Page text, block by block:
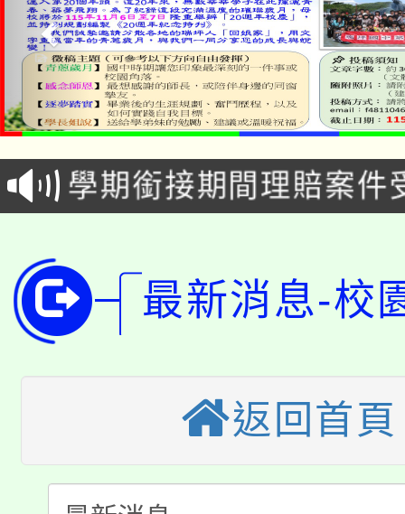
淨零綠生活教案入校路
會
115年食農教育專業人
程
學期銜接期間理賠案件
學籍身 分審查程序及
版
淨零綠領人才培育課程
公告本校115學年度第
代理(課)教師甄選結果(
「2026金融保險知識
生本土語及新住民語歌
公告本校115學年度第
代理(課)教師甄選結果
公告本校115學年度第
代理(課)教師甄選結果(
轉知中國文化大學推廣
最新消息-校
返回首頁